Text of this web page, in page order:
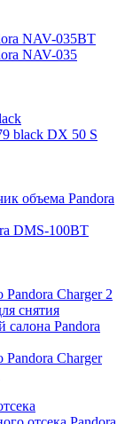
NAV-035BT
NAV-035
black DX 50 S
объема Pandora
DMS-100BT
Pandora Charger 2
снятия
салона Pandora
Pandora Charger